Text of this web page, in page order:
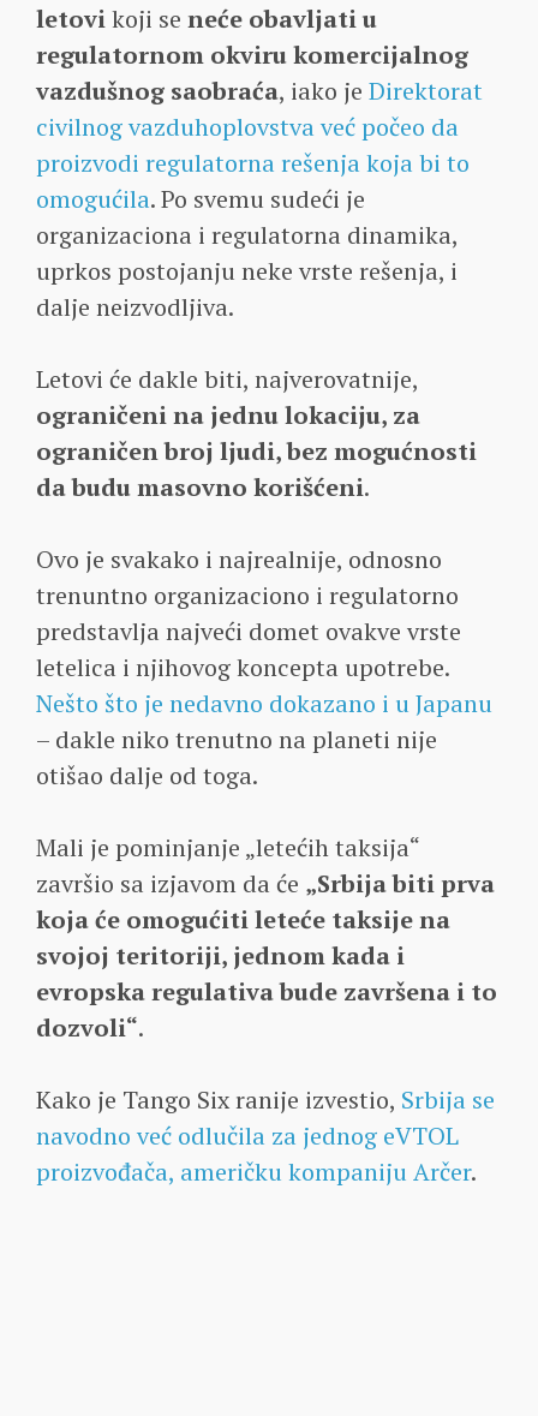
letovikoji se neće obavljati u
regulatornom okviru komercijalnog
vazdušnog saobraća, iako je Direktorat
civilnog vazduhoplovstva već počeo da
proizvodi regulatorna rešenja koja bi to
omogućila. Po svemu sudeći je
organizaciona i regulatorna dinamika,
uprkos postojanju neke vrste rešenja, i
dalje neizvodljiva.
Letovi će dakle biti, najverovatnije,
ograničeni na jednu lokaciju, za
ograničen broj ljudi, bez mogućnosti
da budu masovno korišćeni.
Ovo je svakako i najrealnije, odnosno
trenuntno organizaciono i regulatorno
predstavlja najveći domet ovakve vrste
letelica i njihovog koncepta upotrebe.
Nešto što je nedavno dokazano i u Japanu
– dakle niko trenutno na planeti nije
otišao dalje od toga.
Mali je pominjanje „letećih taksija“
završio sa izjavom da će „Srbija biti prva
koja će omogućiti leteće taksije na
svojoj teritoriji, jednom kada i
evropska regulativa bude završena i to
dozvoli“.
Kako je Tango Six ranije izvestio, Srbija se
navodno već odlučila za jednog eVTOL
proizvođača, američku kompaniju Arčer.